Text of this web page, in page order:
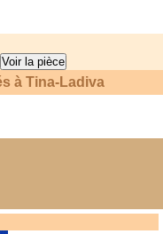
à Tina-Ladiva